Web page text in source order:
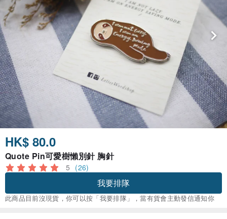
HK$ 80.0
Quote Pin可愛樹懶別針 胸針
5 (26)
我要排隊
此商品目前沒現貨，你可以按「我要排隊」，當有貨會主動發信通知你